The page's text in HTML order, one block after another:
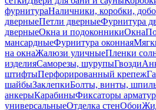
фурнитураНаличники, коробки,
дверныеПетли дверныеФурнитура
дверныеОкна и подоконникиОкна
мансардныеФурнитура оконная
на окнаЖалюзи уличныеПленки
изделияСаморезы, шурупыГвозди
штифтыПерфорированный крепеж
шайбыЗаклепкиБолты, винты,
анкерыКарабиныФиксаторы
универсальныеОтделка стенОбои